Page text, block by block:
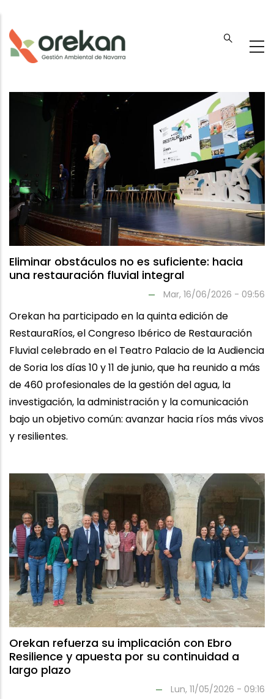
contenido
principal
Eliminar obstáculos no es suficiente: hacia
una restauración fluvial integral
Mar, 16/06/2026 - 09:56
Orekan ha participado en la quinta edición de
RestauraRíos, el Congreso Ibérico de Restauración
Fluvial celebrado en el Teatro Palacio de la Audiencia
de Soria los días 10 y 11 de junio, que ha reunido a más
de 460 profesionales de la gestión del agua, la
investigación, la administración y la comunicación
bajo un objetivo común: avanzar hacia ríos más vivos
y resilientes.
Orekan refuerza su implicación con Ebro
Resilience y apuesta por su continuidad a
largo plazo
Lun, 11/05/2026 - 09:16